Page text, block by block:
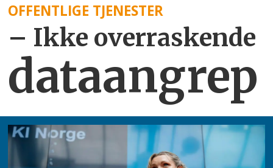
OFFENTLIGE TJENESTER
– Ikke overraskende
dataangrep